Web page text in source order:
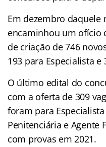
Em dezembro daquele
encaminhou um ofício
de criação de 746
193 para Especialista
O último edital do
com a oferta de 309
foram para
Penitenciária e Agente
com provas em 2021.